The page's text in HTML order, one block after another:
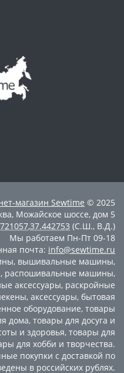
магазин Sewtime © 2025
, Можайское шоссе, дом 5
,37.442753 (С.Ш., В.Д.)
Мы работаем Пн-Пт 09-18
почта: info@sewtime.ru
, вышивальные машины,
, распошивальные машины,
аксессуары, раскройные
, аксессуары, бытовая
оборудование, товары
дома, товары для досуга и
и здоровья, товары для
для хобби и творчества.
покупки с доставкой по
в российских рублях.